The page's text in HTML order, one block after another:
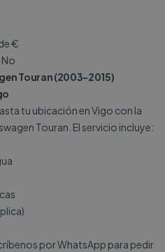
€
No
Touran (2003-2015)
tu ubicación en Vigo con la
Touran. El servicio incluye:
porWhatsApp para pedir